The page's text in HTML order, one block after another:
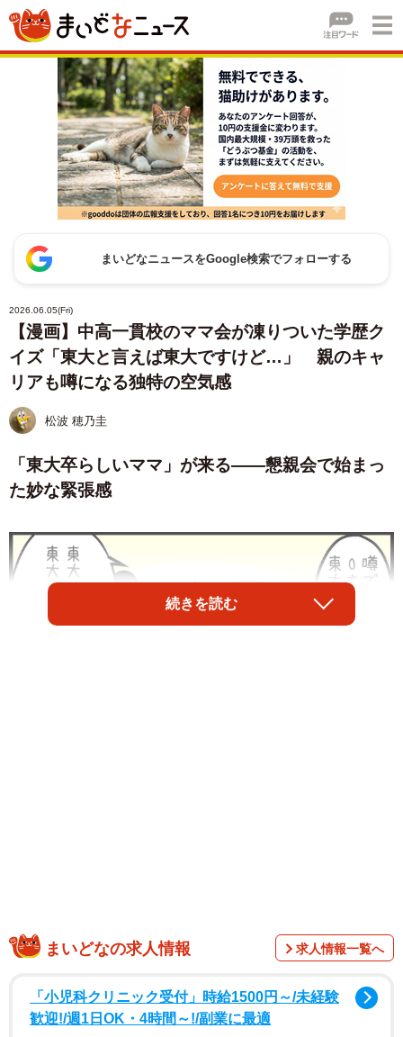
まいどなニュースをGoogle検索でフォローする
2026.06.05(Fri)
【漫画】中高一貫校のママ会が凍りついた学歴ク
イズ「東大と言えば東大ですけど…」 親のキャ
リアも噂になる独特の空気感
松波 穂乃圭
「東大卒らしいママ」が来る――懇親会で始まっ
た妙な緊張感
代）が驚いたのは、ある懇親会でのできごとでした。
続きを読む
まいどなの求人情報 求人情報一覧へ
「小児科クリニック受付」時給1500円～/未経験
歓迎!/週1日OK・4時間～!/副業に最適